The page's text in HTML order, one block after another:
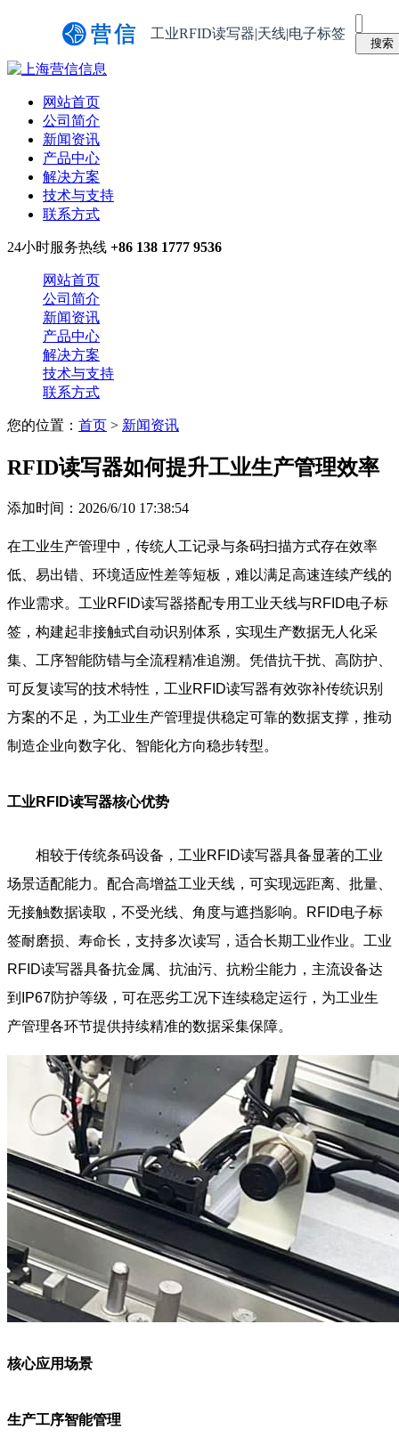
工业RFID读写器|天线|电子标签
网站首页
公司简介
新闻资讯
产品中心
解决方案
技术与支持
联系方式
24小时服务热线 +86 138 1777 9536
网站首页
公司简介
新闻资讯
产品中心
解决方案
技术与支持
联系方式
您的位置： 首页 > 新闻资讯
RFID读写器如何提升工业生产管理效率
添加时间：2026/6/10 17:38:54
在工业生产管理中，传统人工记录与条码扫描方式存在效率
低、易出错、环境适应性差等短板，难以满足高速连续产线的
作业需求。工业RFID读写器搭配专用工业天线与RFID电子标
签，构建起非接触式自动识别体系，实现生产数据无人化采
集、工序智能防错与全流程精准追溯。凭借抗干扰、高防护、
可反复读写的技术特性，工业RFID读写器有效弥补传统识别
方案的不足，为工业生产管理提供稳定可靠的数据支撑，推动
制造企业向数字化、智能化方向稳步转型。
工业RFID读写器核心优势
相较于传统条码设备，工业RFID读写器具备显著的工业
场景适配能力。配合高增益工业天线，可实现远距离、批量、
无接触数据读取，不受光线、角度与遮挡影响。RFID电子标
签耐磨损、寿命长，支持多次读写，适合长期工业作业。工业
RFID读写器具备抗金属、抗油污、抗粉尘能力，主流设备达
到IP67防护等级，可在恶劣工况下连续稳定运行，为工业生
产管理各环节提供持续精准的数据采集保障。
核心应用场景
生产工序智能管理